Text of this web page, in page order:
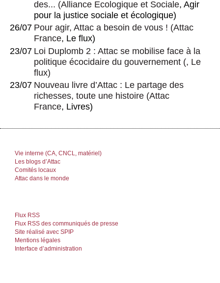
des... (Alliance Ecologique et Sociale, Agir
pour la justice sociale et écologique)
26/07 Pour agir, Attac a besoin de vous ! (Attac
France, Le flux)
23/07 Loi Duplomb 2 : Attac se mobilise face à la
politique écocidaire du gouvernement (, Le
flux)
23/07 Nouveau livre d’Attac : Le partage des
richesses, toute une histoire (Attac
France, Livres)
Vie interne (CA, CNCL, matériel)
Les blogs d’Attac
Comités locaux
Attac dans le monde
Flux RSS
Flux RSS des communiqués de presse
Site réalisé avec SPIP
Mentions légales
Interface d’administration